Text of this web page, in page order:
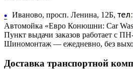
• Иваново, просп. Ленина, 12Б, тел:
Автомойка «Евро Конюшни: Car
Пункт выдачи заказов работает с
Шиномонтаж — ежедневно, без
Доставка транспортной